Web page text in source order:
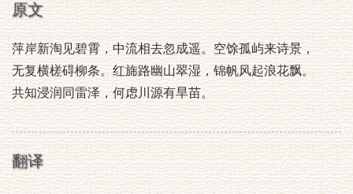
原文
萍岸新淘见碧霄，中流相去忽成遥。空馀孤屿来诗景，
无复横槎碍柳条。红旆路幽山翠湿，锦帆风起浪花飘。
共知浸润同雷泽，何虑川源有旱苗。
翻译